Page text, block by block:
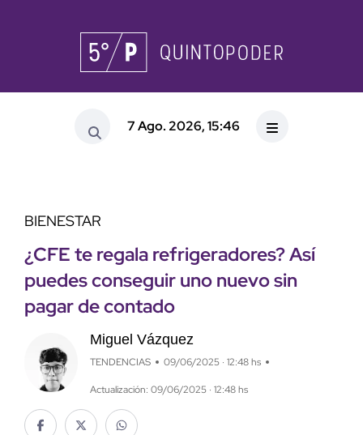
7 Ago. 2026, 15:46
BIENESTAR
¿CFE te regala refrigeradores? Así
puedes conseguir uno nuevo sin
pagar de contado
Miguel Vázquez
TENDENCIAS 09/06/2025 · 12:48 hs
Actualización: 09/06/2025 · 12:48 hs